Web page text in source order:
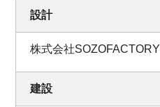
設計
株式会社SOZOFACTORY
建設